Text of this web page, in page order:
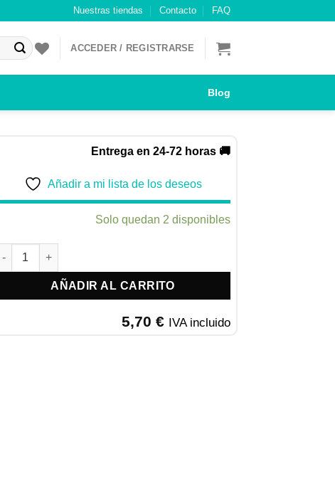
Nuestras tiendas Contacto FAQ
ACCEDER / REGISTRARSE
Blog
Entrega en 24-72 horas 🚚
Añadir a mi lista de los deseos
Solo quedan 2 disponibles
KONG CATNIP SPRAY | SPRAY DE HIERBA GATERA (30ml) cantidad
AÑADIR AL CARRITO
5,70 € IVA incluido